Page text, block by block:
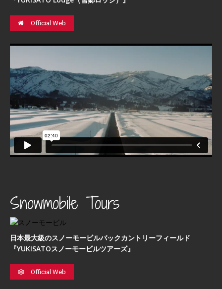
Official Web
Snowmobile Tours
日本最⼤級のスノーモービルバックカントリーフィールド
『YUKISATOスノーモービルツアーズ』
Official Web